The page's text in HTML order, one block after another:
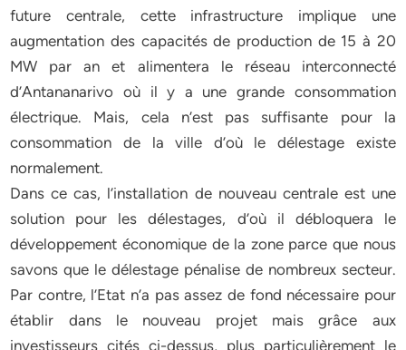
future centrale, cette infrastructure implique une
augmentation des capacités de production de 15 à 20
MW par an et alimentera le réseau interconnecté
d’Antananarivo où il y a une grande consommation
électrique. Mais, cela n’est pas suffisante pour la
consommation de la ville d’où le délestage existe
normalement.
Dans ce cas, l’installation de nouveau centrale est une
solution pour les délestages, d’où il débloquera le
développement économique de la zone parce que nous
savons que le délestage pénalise de nombreux secteur.
Par contre, l’Etat n’a pas assez de fond nécessaire pour
établir dans le nouveau projet mais grâce aux
investisseurs cités ci-dessus, plus particulièrement le